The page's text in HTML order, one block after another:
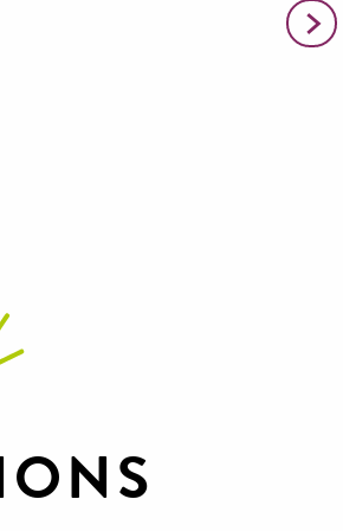
en toute saison, au